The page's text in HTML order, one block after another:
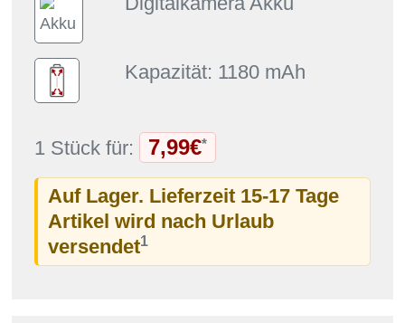
Kapazität: 1180 mAh
1 Stück für: 7,99€*
Auf Lager. Lieferzeit 15-17 Tage
Artikel wird nach Urlaub
versendet1